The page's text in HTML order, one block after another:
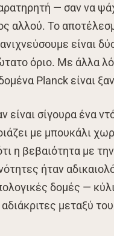
— σαν να
αλλού. Το
είναι
όριο. Με άλλα
Planck είναι
είναι σίγουρα ένα
με μπουκάλι
η βεβαιότητα με
ήταν
δομές —
μεταξύ